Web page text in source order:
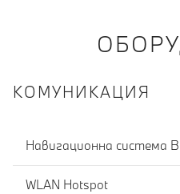
КОМУНИКАЦИЯ
Навигационна система
WLAN Hotspot